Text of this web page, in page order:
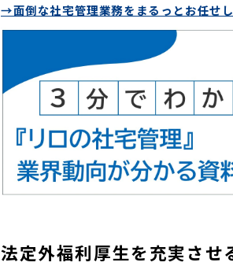
→面倒な社宅管理業務をまるっとお任せ
法定外福利厚生を充実させ